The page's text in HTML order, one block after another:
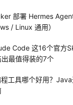
部署 Hermes
/ Linux 通用）
Code 这16个官方
出最值得装的7个
工具哪个好用？